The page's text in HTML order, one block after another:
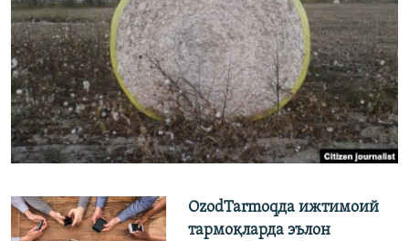
Озодлик бошқа тилларда
OzodTarmoqда ижтимоий
тармоқларда эълон